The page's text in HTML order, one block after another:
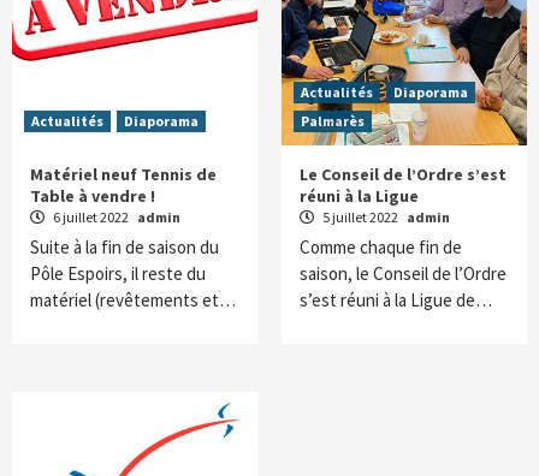
Actualités Diaporama
Matériel neuf Tennis de
Table à vendre !
6 juillet 2022 admin
Suite à la fin de saison du
Pôle Espoirs, il reste du
matériel (revêtements et…
Actualités
Diaporama
Palmarès
Le Conseil de l’Ordre s’est
réuni à la Ligue
5 juillet 2022 admin
Comme chaque fin de
saison, le Conseil de l’Ordre
s’est réuni à la Ligue de…